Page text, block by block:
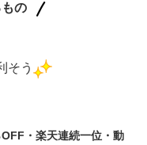
の
そう
OFF・楽天連続一位・動